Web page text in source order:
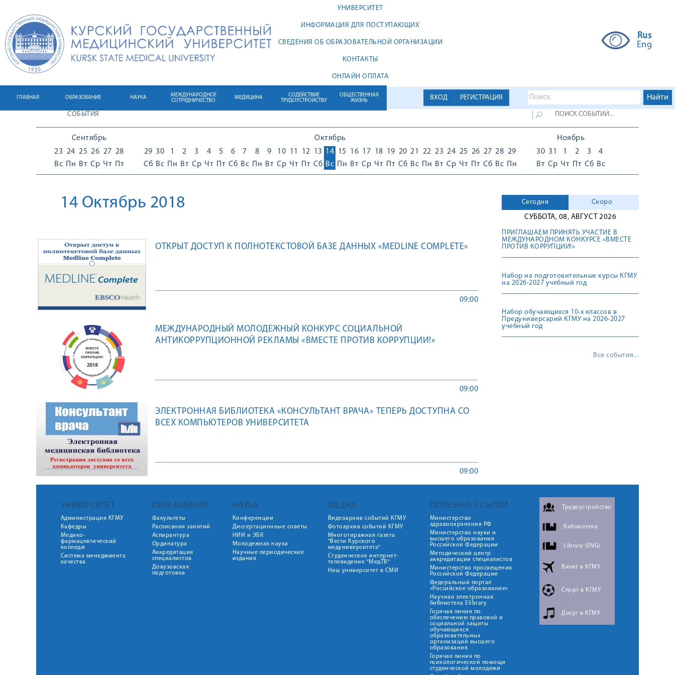
УНИВЕРСИТЕТ
ИНФОРМАЦИЯ ДЛЯ ПОСТУПАЮЩИХ
СВЕДЕНИЯ ОБ ОБРАЗОВАТЕЛЬНОЙ ОРГАНИЗАЦИИ
КОНТАКТЫ
ОНЛАЙН ОПЛАТА
Rus
Eng
ВХОД РЕГИСТРАЦИЯ
ГЛАВНАЯ ОБРАЗОВАНИЕ НАУКА
МЕЖДУНАРОДНОЕ
СОТРУДНИЧЕСТВО
МЕДИЦИНА
СОДЕЙСТВИЕ
ТРУДОУСТРОЙСТВУ
ОБЩЕСТВЕННАЯ
ЖИЗНЬ
СОБЫТИЯ
Сентябрь
23
Вс
24
Пн
25
Вт
26
Ср
27
Чт
28
Пт
Октябрь
29
Сб
30
Вс
1
Пн
2
Вт
3
Ср
4
Чт
5
Пт
6
Сб
7
Вс
8
Пн
9
Вт
10
Ср
11
Чт
12
Пт
13
Сб
14
Вс
15
Пн
16
Вт
17
Ср
18
Чт
19
Пт
20
Сб
21
Вс
22
Пн
23
Вт
24
Ср
25
Чт
26
Пт
27
Сб
28
Вс
29
Пн
Ноябрь
30
Вт
31
Ср
1
Чт
2
Пт
3
Сб
4
Вс
14 Октябрь 2018
ОТКРЫТ ДОСТУП К ПОЛНОТЕКСТОВОЙ БАЗЕ ДАННЫХ «MEDLINE COMPLETE»
09:00
МЕЖДУНАРОДНЫЙ МОЛОДЕЖНЫЙ КОНКУРС СОЦИАЛЬНОЙ
АНТИКОРРУПЦИОННОЙ РЕКЛАМЫ «ВМЕСТЕ ПРОТИВ КОРРУПЦИИ!»
09:00
ЭЛЕКТРОННАЯ БИБЛИОТЕКА «КОНСУЛЬТАНТ ВРАЧА» ТЕПЕРЬ ДОСТУПНА СО
ВСЕХ КОМПЬЮТЕРОВ УНИВЕРСИТЕТА
09:00
Сегодня
Скоро
СУББОТА, 08, АВГУСТ 2026
ПРИГЛАШАЕМ ПРИНЯТЬ УЧАСТИЕ В
МЕЖДУНАРОДНОМ КОНКУРСЕ «ВМЕСТЕ
ПРОТИВ КОРРУПЦИИ!»
Набор на подготовительные курсы КГМУ
на 2026-2027 учебный год
Набор обучающихся 10-х классов в
Предуниверсарий КГМУ на 2026-2027
учебный год
Все события...
УНИВЕРСИТЕТ
Администрация КГМУ
Кафедры
Медико-
фармацевтический
колледж
Система менеджмента
качества
ОБРАЗОВАНИЕ
Факультеты
Расписания занятий
Аспирантура
Ординатура
Аккредитация
специалистов
Довузовская
подготовка
НАУКА
Конференции
Диссертационные советы
НИИ и ЭБК
Молодежная наука
Научные периодические
издания
МЕДИА
Видеоархив событий КГМУ
Фотоархив событий КГМУ
Многотиражная газета
"Вести Курского
медуниверситета"
Студенческое интернет-
телевидение "МедТВ"
Наш университет в СМИ
ПОЛЕЗНЫЕ ССЫЛКИ
Министерство
здравоохранения РФ
Министерство науки и
высшего образования
Российской Федерации
Методический центр
аккредитации специалистов
Министерство просвещения
Российской Федерации
Федеральный портал
«Российское образование»
Научная электронная
библиотека Elibrary
Горячая линия по
обеспечению правовой и
социальной защиты
обучающихся
образовательных
организаций высшего
образования
Горячая линия по
психологической помощи
студенческой молодежи
Трудоустройство
Библиотека
Library (ENG)
Визит в КГМУ
Спорт в КГМУ
Досуг в КГМУ